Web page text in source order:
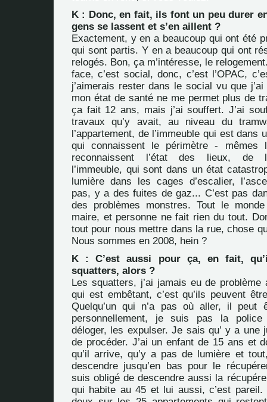
K : Donc, en fait, ils font un peu durer
gens se lassent et s’en aillent ?
Exactement, y en a beaucoup qui ont été
qui sont partis. Y en a beaucoup qui ont
relogés. Bon, ça m’intéresse, le
face, c’est social, donc, c’est l’OPAC,
j’aimerais rester dans le social vu que
mon état de santé ne me permet plus de
ça fait 12 ans, mais j’ai souffert. J’ai
travaux qu’y avait, au niveau du
l’appartement, de l’immeuble qui est dans
qui connaissent le périmètre - mêmes
reconnaissent l’état des lieux, de
l’immeuble, qui sont dans un état
lumière dans les cages d’escalier,
pas, y a des fuites de gaz... C’est pas
des problèmes monstres. Tout le
maire, et personne ne fait rien du tout.
tout pour nous mettre dans la rue, chose
Nous sommes en 2008, hein ?
K : C’est aussi pour ça, en fait,
squatters, alors ?
Les squatters, j’ai jamais eu de
qui est embêtant, c’est qu’ils peuvent
Quelqu’un qui n’a pas où aller, il peut
personnellement, je suis pas la
déloger, les expulser. Je sais qu’ y a une
de procéder. J’ai un enfant de 15 ans et
qu’il arrive, qu’y a pas de lumière et
descendre jusqu’en bas pour le
suis obligé de descendre aussi la
qui habite au 45 et lui aussi, c’est